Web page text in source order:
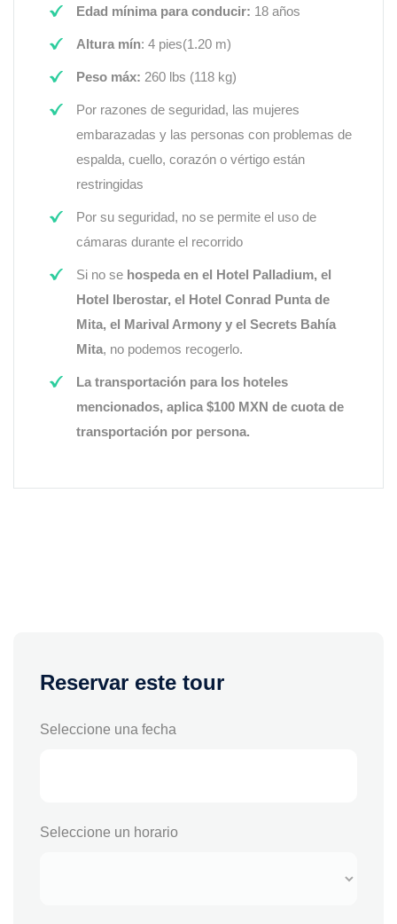
Edad mínima para conducir: 18 años
Altura mín: 4 pies(1.20 m)
Peso máx: 260 lbs (118 kg)
Por razones de seguridad, las mujeres
embarazadas y las personas con problemas de
espalda, cuello, corazón o vértigo están
restringidas
Por su seguridad, no se permite el uso de
cámaras durante el recorrido
Si no se hospeda en el Hotel Palladium, el
Hotel Iberostar, el Hotel Conrad Punta de
Mita, el Marival Armony y el Secrets Bahía
Mita, no podemos recogerlo.
La transportación para los hoteles
mencionados, aplica $100 MXN de cuota de
transportación por persona.
Reservar este tour
Seleccione una fecha
Seleccione un horario